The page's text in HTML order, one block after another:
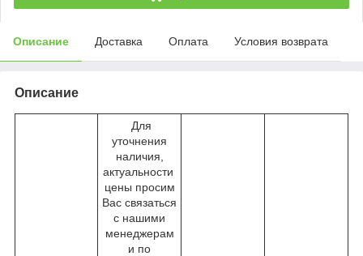
Описание Доставка Оплата Условия возврата
Описание
Для
уточнения
наличия,
актуальности
цены просим
Вас связаться
с нашими
менеджерам
и по